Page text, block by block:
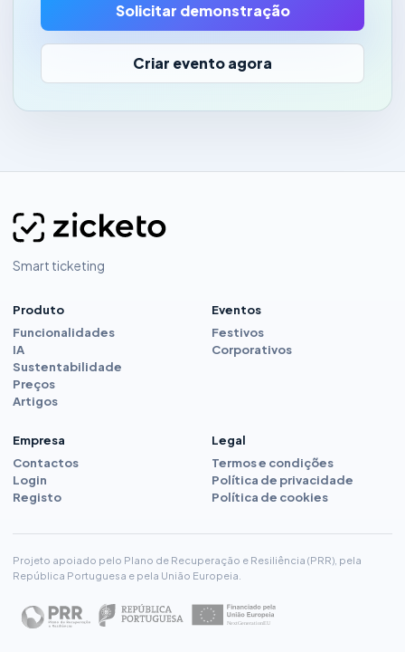
Solicitar demonstração
Criar evento agora
Smart ticketing
Produto
Funcionalidades
IA
Sustentabilidade
Preços
Artigos
Eventos
Festivos
Corporativos
Empresa
Contactos
Login
Registo
Legal
Termos e condições
Política de privacidade
Política de cookies
Projeto apoiado pelo Plano de Recuperação e Resiliência (PRR), pela
República Portuguesa e pela União Europeia.